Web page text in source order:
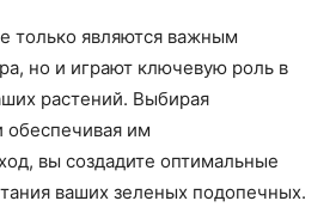
только являются важным
но и играют ключевую роль в
растений. Выбирая
обеспечивая им
вы создадите оптимальные
ваших зеленых подопечных.